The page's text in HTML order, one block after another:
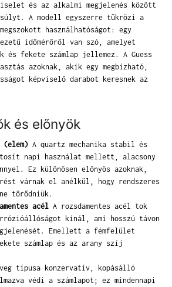
és az alkalmi megjelenés között
A modell egyszerre tükrözi a
használhatóságot: egy
időmérőről van szó, amelyet
és fekete számlap jellemez. A Guess
azoknak, akik egy megbízható,
képviselő darabot keresnek az
és előnyök
(elem) A quartz mechanika stabil és
napi használat mellett, alacsony
Ez különösen előnyös azoknak,
várnak el anélkül, hogy rendszeres
törődniük.
acél A rozsdamentes acél tok
kínál, ami hosszú távon
Emellett a fémfelület
számlap és az arany szíj
típusa konzervatív, kopásálló
védi a számlapot; ez mindennapi